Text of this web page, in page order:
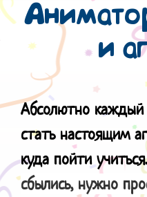
и
Абсолютно
стать настоящим
куда пойти
сбылись, нужно